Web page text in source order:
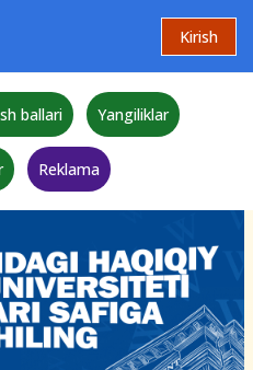
Kirish
ballari Yangiliklar
Reklama